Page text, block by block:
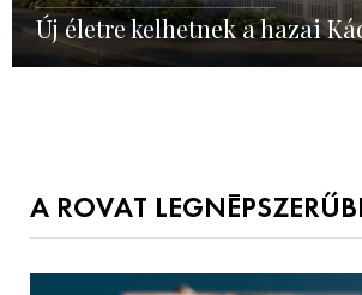
Új életre kelhetnek a hazai
A ROVAT